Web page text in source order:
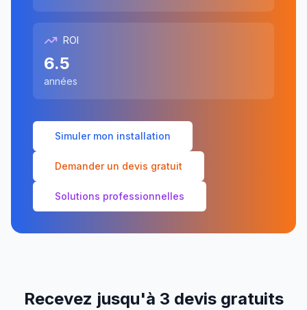
ROI
6.5
années
Simuler mon installation
Demander un devis gratuit
Solutions professionnelles
Recevez jusqu'à 3 devis gratuits